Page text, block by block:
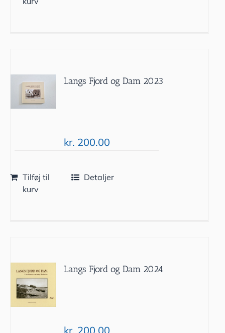
Langs Fjord og Dam 2023
kr. 200.00
Tilføj til
kurv
Detaljer
Langs Fjord og Dam 2024
kr. 200.00